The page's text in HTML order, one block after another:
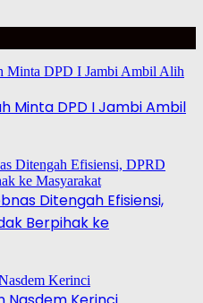
Minta DPD I Jambi Ambil
Ditengah Efisiensi,
Berpihak ke